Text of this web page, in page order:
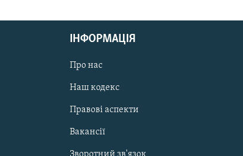
ІНФОРМАЦІЯ
Про нас
Наш кодекс
Правові аспекти
Вакансії